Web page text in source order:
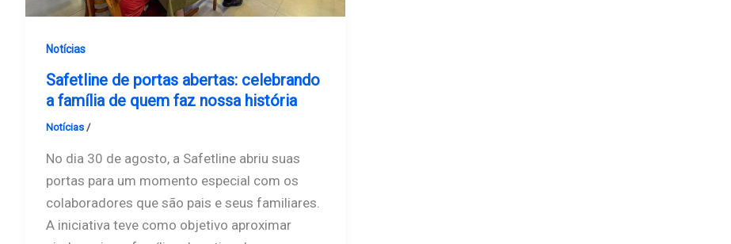
Notícias
Safetline de portas abertas: celebrando
a família de quem faz nossa história
Notícias/
No dia 30 de agosto, a Safetline abriu suas
portas para um momento especial com os
colaboradores que são pais e seus familiares.
A iniciativa teve como objetivo aproximar